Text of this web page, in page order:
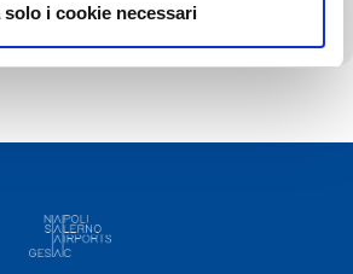
solo i cookie necessari